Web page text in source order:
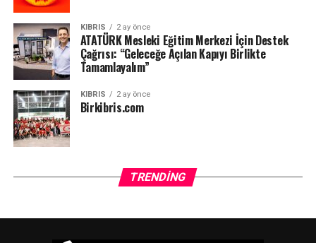
KIBRIS 2 ay önce
ATATÜRK Mesleki Eğitim Merkezi İçin Destek
Çağrısı: “Geleceğe Açılan Kapıyı Birlikte
Tamamlayalım”
KIBRIS 2 ay önce
Birkibris.com
TRENDING